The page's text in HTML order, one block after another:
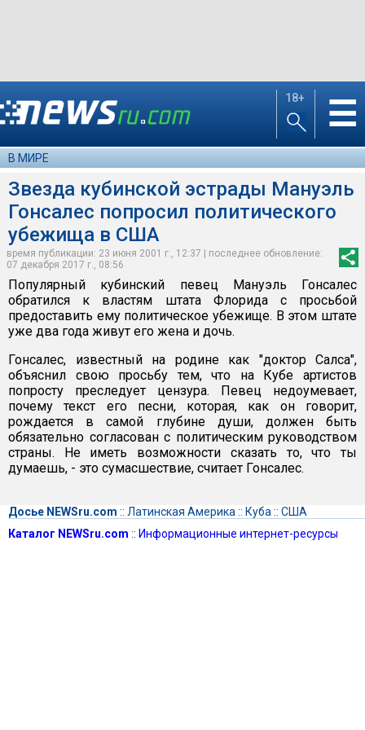
18+ ☰
В МИРЕ
Звезда кубинской эстрады Мануэль
Гонсалес попросил политического
убежища в США
время публикации: 23 июня 2001 г., 12:37 | последнее обновление:
07 декабря 2017 г., 08:56
Популярный кубинский певец Мануэль Гонсалес
обратился к властям штата Флорида с просьбой
предоставить ему политическое убежище. В этом штате
уже два года живут его жена и дочь.
Гонсалес, известный на родине как "доктор Салса",
объяснил свою просьбу тем, что на Кубе артистов
попросту преследует цензура. Певец недоумевает,
почему текст его песни, которая, как он говорит,
рождается в самой глубине души, должен быть
обязательно согласован с политическим руководством
страны. Не иметь возможности сказать то, что ты
думаешь, - это сумасшествие, считает Гонсалес.
Досье NEWSru.com :: Латинская Америка :: Куба :: США
Каталог NEWSru.com :: Информационные интернет-ресурсы